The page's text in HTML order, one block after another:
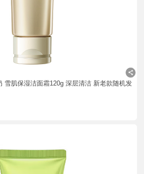
雪肌保湿洁面霜120g 深层清洁 新老款随机发